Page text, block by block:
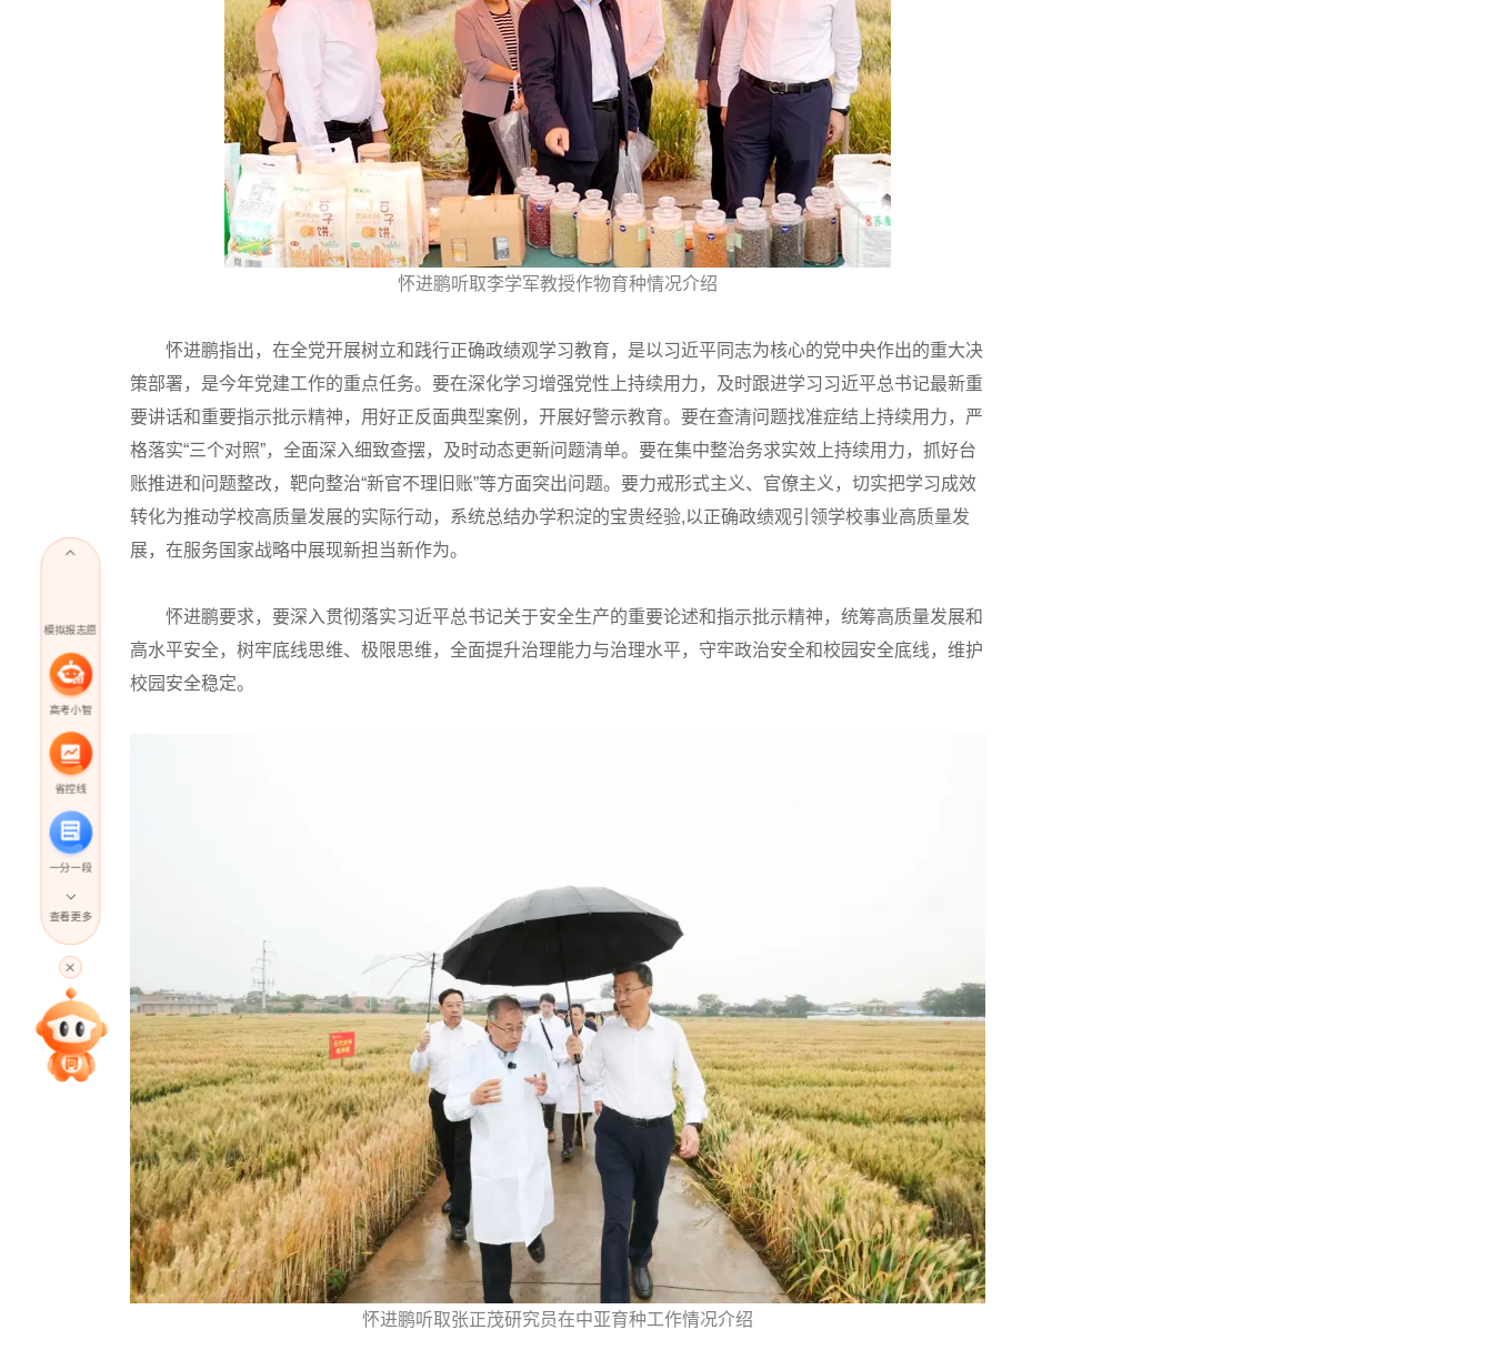
怀进鹏听取李学军教授作物育种情况介绍
怀进鹏指出，在全党开展树立和践行正确政绩观学习教育，是以习近平同志为核心的党中央作出的重大决
策部署，是今年党建工作的重点任务。要在深化学习增强党性上持续用力，及时跟进学习习近平总书记最新重
要讲话和重要指示批示精神，用好正反面典型案例，开展好警示教育。要在查清问题找准症结上持续用力，严
格落实“三个对照”，全面深入细致查摆，及时动态更新问题清单。要在集中整治务求实效上持续用力，抓好台
账推进和问题整改，靶向整治“新官不理旧账”等方面突出问题。要力戒形式主义、官僚主义，切实把学习成效
转化为推动学校高质量发展的实际行动，系统总结办学积淀的宝贵经验,以正确政绩观引领学校事业高质量发
展，在服务国家战略中展现新担当新作为。
怀进鹏要求，要深入贯彻落实习近平总书记关于安全生产的重要论述和指示批示精神，统筹高质量发展和
高水平安全，树牢底线思维、极限思维，全面提升治理能力与治理水平，守牢政治安全和校园安全底线，维护
校园安全稳定。
怀进鹏听取张正茂研究员在中亚育种工作情况介绍
模拟报志愿
高考小智
省控线
一分一段
高考直播
专家指导课
查看更多